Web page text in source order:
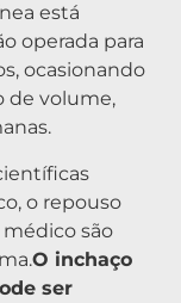
está
operada para
ocasionando
de volume,
o repouso
são
O inchaço
ser